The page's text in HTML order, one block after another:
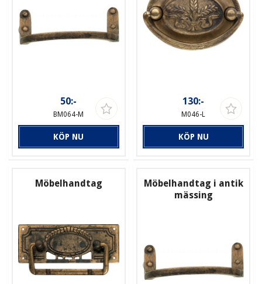
50:-
BM064-M
KÖP NU
130:-
M046-L
KÖP NU
Möbelhandtag
Möbelhandtag i antik
mässing